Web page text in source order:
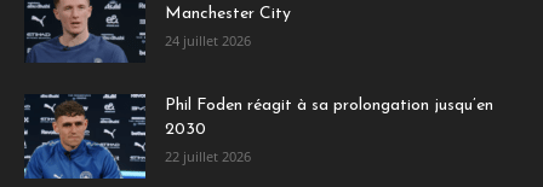
Manchester City
24 juillet 2026
Phil Foden réagit à sa prolongation jusqu’en
2030
22 juillet 2026